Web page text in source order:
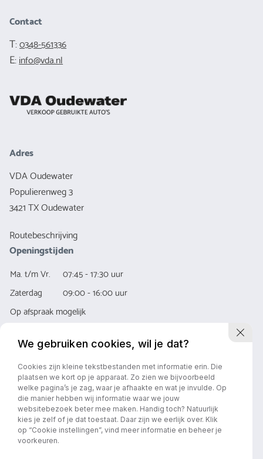
Contact
T:0348-561336
E:info@vda.nl
Adres
VDA Oudewater
Populierenweg 3
3421 TX Oudewater
Routebeschrijving
Openingstijden
Ma. t/m Vr.
07:45 - 17:30 uur
Zaterdag
09:00 - 16:00 uur
Op afspraak mogelijk
Privacy policy Algemene Voorwaarde
We gebruiken cookies, wil je dat?
Cookies zijn kleine tekstbestanden met informatie erin. Die
plaatsen we kort op je apparaat. Zo zien we bijvoorbeeld
welke pagina’s je zag, waar je afhaakte en wat je invulde. Op
die manier hebben wij informatie waar we jouw
websitebezoek beter mee maken. Handig toch? Natuurlijk
kies je zelf of je dat toestaat. Daar zijn we eerlijk over. Klik
op “Cookie instellingen”, vind meer informatie en beheer je
voorkeuren.